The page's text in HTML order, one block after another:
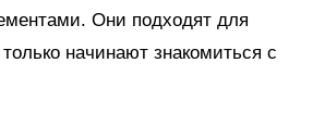
Они подходят для
начинают знакомиться с